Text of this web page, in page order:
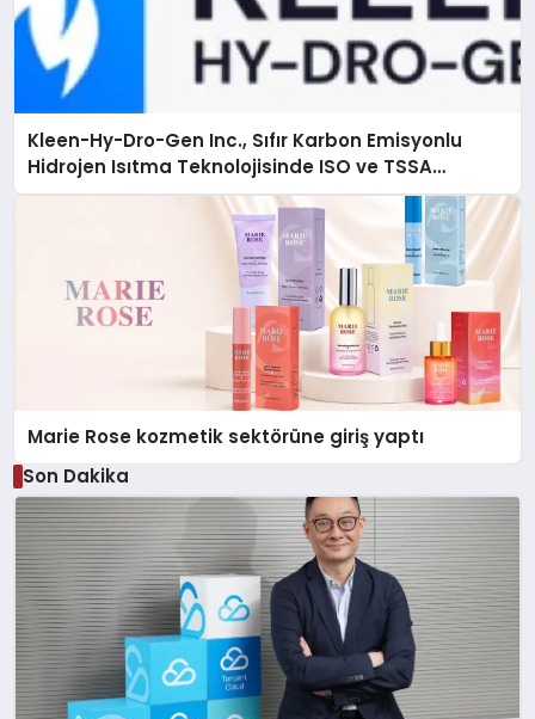
Kleen-Hy-Dro-Gen Inc., Sıfır Karbon Emisyonlu
Hidrojen Isıtma Teknolojisinde ISO ve TSSA
Düzenleyici Onaylarını Aldı
Marie Rose kozmetik sektörüne giriş yaptı
Son Dakika